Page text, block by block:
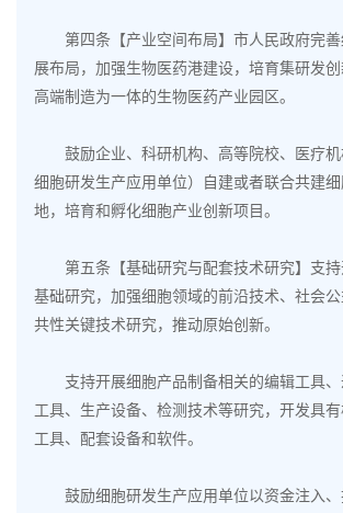
第四条【产业空间布局】市人民政府完善
展布局，加强生物医药港建设，培育集研发
高端制造为一体的生物医药产业园区。
鼓励企业、科研机构、高等院校、医疗机
细胞研发生产应用单位）自建或者联合共建
地，培育和孵化细胞产业创新项目。
第五条【基础研究与配套技术研究】支持
基础研究，加强细胞领域的前沿技术、社会
共性关键技术研究，推动原始创新。
支持开展细胞产品制备相关的编辑工具、
工具、生产设备、检测技术等研究，开发具
工具、配套设备和软件。
鼓励细胞研发生产应用单位以资金注入、